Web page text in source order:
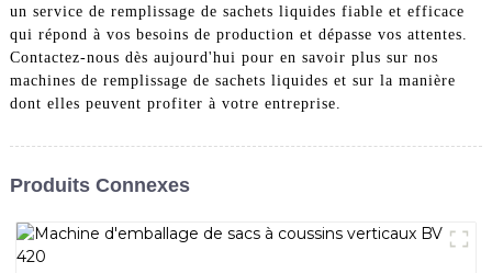
un service de remplissage de sachets liquides fiable et efficace
qui répond à vos besoins de production et dépasse vos attentes.
Contactez-nous dès aujourd'hui pour en savoir plus sur nos
machines de remplissage de sachets liquides et sur la manière
dont elles peuvent profiter à votre entreprise.
Produits Connexes